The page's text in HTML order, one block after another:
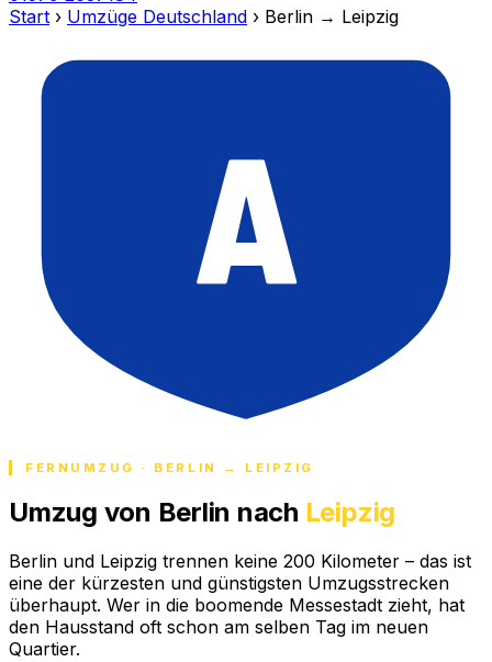
Start › Umzüge Deutschland › Berlin → Leipzig
A
FERNUMZUG · BERLIN → LEIPZIG
Umzug von Berlin nach Leipzig
Berlin und Leipzig trennen keine 200 Kilometer – das ist
eine der kürzesten und günstigsten Umzugsstrecken
überhaupt. Wer in die boomende Messestadt zieht, hat
den Hausstand oft schon am selben Tag im neuen
Quartier.